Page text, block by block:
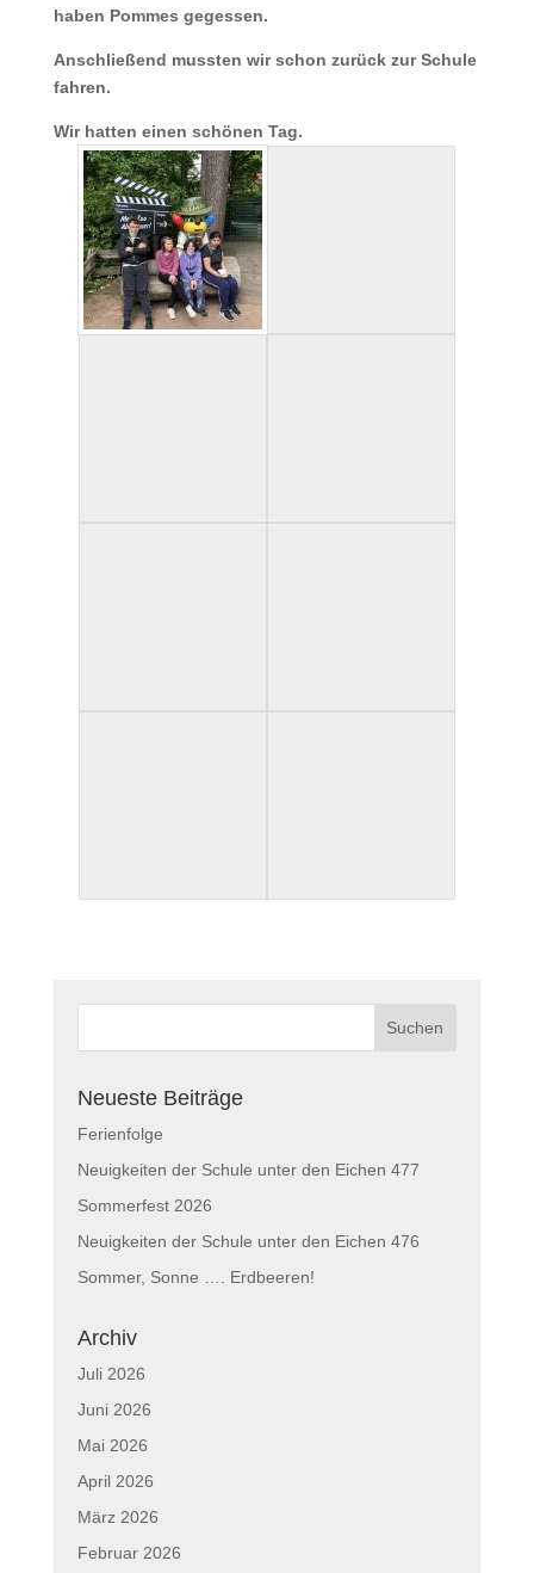
haben Pommes gegessen.
Anschließend mussten wir schon zurück zur Schule
fahren.
Wir hatten einen schönen Tag.
Neueste Beiträge
Ferienfolge
Neuigkeiten der Schule unter den Eichen 477
Sommerfest 2026
Neuigkeiten der Schule unter den Eichen 476
Sommer, Sonne …. Erdbeeren!
Archiv
Juli 2026
Juni 2026
Mai 2026
April 2026
März 2026
Februar 2026